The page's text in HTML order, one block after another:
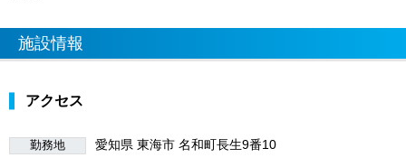
施設情報
アクセス
勤務地 愛知県 東海市 名和町長生9番10